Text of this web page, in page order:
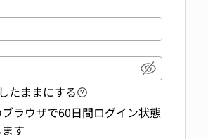
パスワー
たままにする ログイン機能 ヘルプペ
ラウザで60日間ログイン状態
す